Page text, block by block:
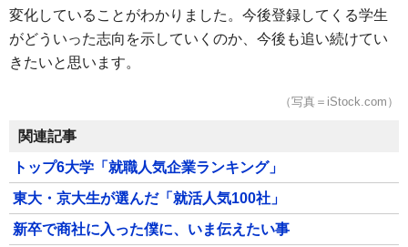
変化していることがわかりました。今後登録してくる学生
がどういった志向を示していくのか、今後も追い続けてい
きたいと思います。
（写真＝iStock.com）
関連記事
トップ6大学「就職人気企業ランキング」
東大・京大生が選んだ「就活人気100社」
新卒で商社に入った僕に、いま伝えたい事